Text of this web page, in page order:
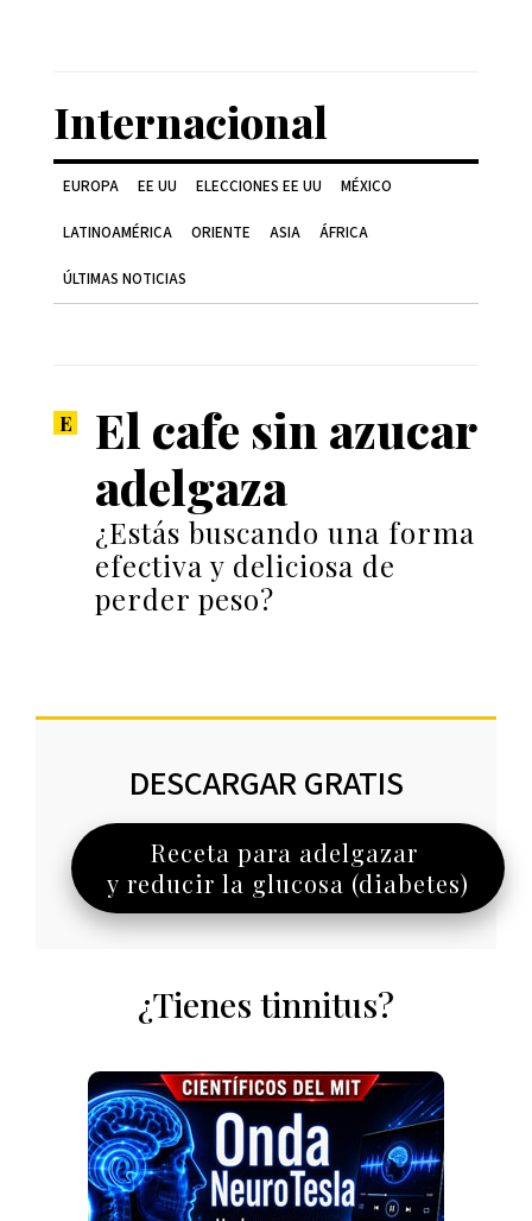
Internacional
EUROPA EE UU ELECCIONES EE UU MÉXICO
LATINOAMÉRICA ORIENTE ASIA ÁFRICA
ÚLTIMAS NOTICIAS
El cafe sin azucar
adelgaza
¿Estás buscando una forma
efectiva y deliciosa de
perder peso?
DESCARGAR GRATIS
Receta para adelgazar
y reducir la glucosa (diabetes)
¿Tienes tinnitus?